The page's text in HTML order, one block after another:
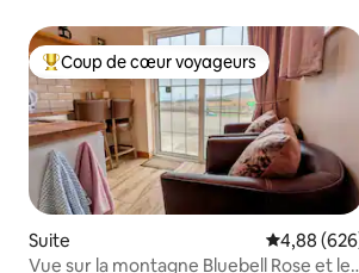
Coups de cœur voyageurs les plus
Coup de cœur voyageurs
Suite Évaluation
4,88
Vue sur la montagne Bluebell Rose et les